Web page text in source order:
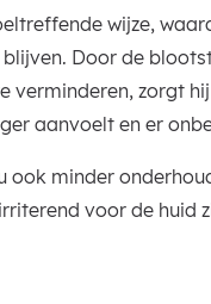
wijze,
Door de
verminderen, zorgt
aanvoelt en er
ook minder
voor de huid